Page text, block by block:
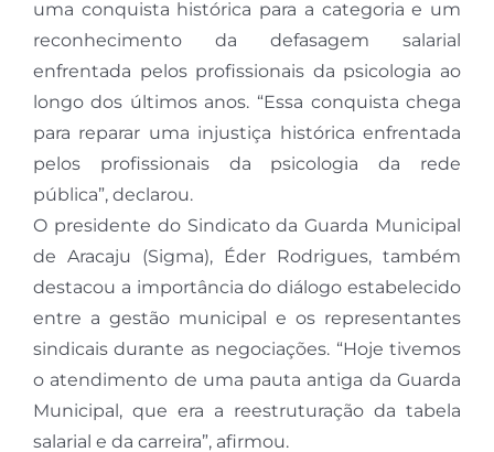
uma conquista histórica para a categoria e um
reconhecimento da defasagem salarial
enfrentada pelos profissionais da psicologia ao
longo dos últimos anos. “Essa conquista chega
para reparar uma injustiça histórica enfrentada
pelos profissionais da psicologia da rede
pública”, declarou.
O presidente do Sindicato da Guarda Municipal
de Aracaju (Sigma), Éder Rodrigues, também
destacou a importância do diálogo estabelecido
entre a gestão municipal e os representantes
sindicais durante as negociações. “Hoje tivemos
o atendimento de uma pauta antiga da Guarda
Municipal, que era a reestruturação da tabela
salarial e da carreira”, afirmou.